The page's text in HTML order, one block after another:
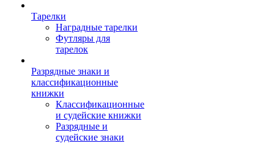
Тарелки
Наградные тарелки
Футляры для
тарелок
Разрядные знаки и
классификационные
книжки
Классификационные
и судейские книжки
Разрядные и
судейские знаки